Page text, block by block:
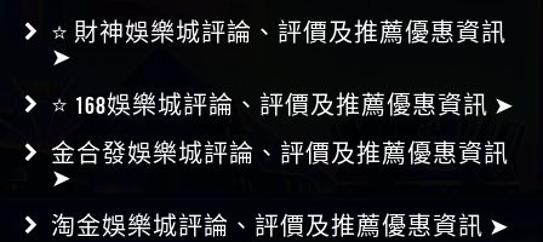
⭐ 財神娛樂城評論、評價及推薦優惠資訊
➤
⭐ 168娛樂城評論、評價及推薦優惠資訊 ➤
金合發娛樂城評論、評價及推薦優惠資訊
➤
淘金娛樂城評論、評價及推薦優惠資訊 ➤